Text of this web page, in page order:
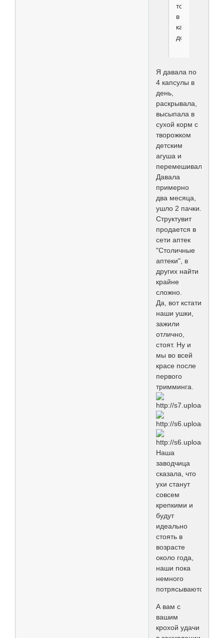
то
в
какой
дозе?
Я давала по
4 капсулы в
день,
раскрывала,
высыпала в
сухой корм с
творожком
детским
агуша и
перемешивала.
Давала
примерно
два месяца,
ушло 2 пачки.
Структувит
продается в
сети аптек
"Столичные
аптеки", в
других найти
крайне
сложно.
Да, вот кстати
наши ушки,
зажили
отлично,
стоят. Ну и
мы во всей
красе после
первого
тримминга.
Наша
заводчица
сказала, что
ухи станут
совсем
крепкими и
будут
идеально
стоять в
возрасте
около года,
наши пока
немного
потрясываются:))
А вам с
вашим
крохой удачи